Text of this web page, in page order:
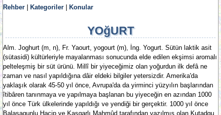
Rehber Kategoriler Konular
YOğURT
Alm. Joghurt (m, n), Fr. Yaourt, yogourt (m), İng. Yogurt. Sütün laktik asit
(sütasidi) kültürleriyle mayalanması sonucunda elde edilen ekşimsi aromalı
pelteleşmiş bir süt ürünü. Millî bir yiyeceğimiz olan yoğurdun ilk defâ ne
zaman ve nasıl yapıldığına dâir eldeki bilgiler yetersizdir. Amerika'da
yaklaşık olarak 45-50 yıl önce, Avrupa'da da yirminci yüzyılın başlarından
îtibâren tanınmaya ve yapılmaya başlanan bu yiyeceğin en azından 1000
yıl önce Türk ülkelerinde yapıldığı ve yendiği bir gerçektir. 1000 yıl önce
Balasagunlu Hacip ve Kaşgarlı Mahmûd tarafından yazılmış olan Kutadgu